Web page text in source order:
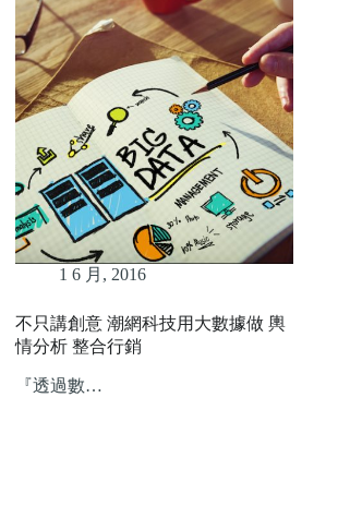
1 6 月, 2016
不只講創意 潮網科技用大數據做 輿
情分析 整合行銷
『透過數…